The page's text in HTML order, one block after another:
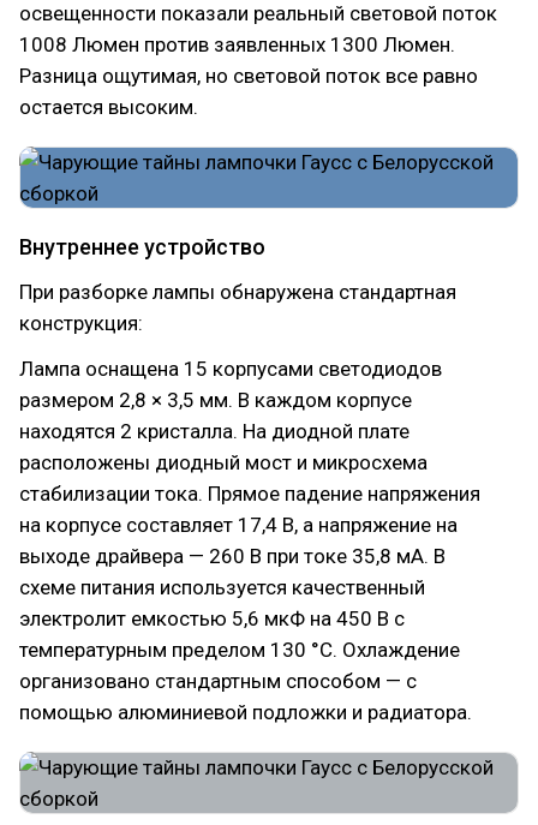
освещенности показали реальный световой поток
1008 Люмен против заявленных 1300 Люмен.
Разница ощутимая, но световой поток все равно
остается высоким.
Внутреннее устройство
При разборке лампы обнаружена стандартная
конструкция:
Лампа оснащена 15 корпусами светодиодов
размером 2,8 × 3,5 мм. В каждом корпусе
находятся 2 кристалла. На диодной плате
расположены диодный мост и микросхема
стабилизации тока. Прямое падение напряжения
на корпусе составляет 17,4 В, а напряжение на
выходе драйвера — 260 В при токе 35,8 мА. В
схеме питания используется качественный
электролит емкостью 5,6 мкФ на 450 В с
температурным пределом 130 °C. Охлаждение
организовано стандартным способом — с
помощью алюминиевой подложки и радиатора.